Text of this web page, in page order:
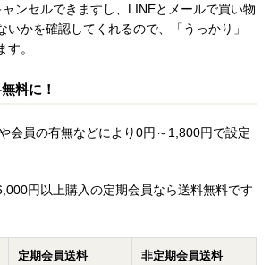
ンセルできますし、LINEとメールで買い物
いかを確認してくれるので、「うっかり」
す。
料に！
会員の有無などにより0円～1,800円で設定
円以上購入の定期会員なら送料無料です
定期会員送料 非定期会員送料